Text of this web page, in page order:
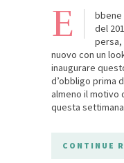
E
bbene
del
persa,
nuovo con un
inaugurare
d’obbligo prima
almeno il motivo
questa
CONTINUE